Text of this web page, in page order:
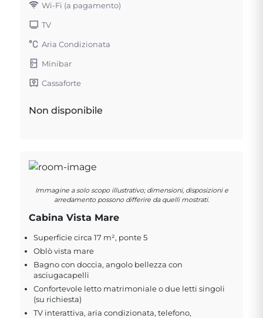
Wi-Fi (a pagamento)
TV
Aria Condizionata
Minibar
Cassaforte
Non disponibile
Immagine a solo scopo illustrativo; dimensioni, disposizioni e
arredamento possono differire da quelli mostrati.
Cabina Vista Mare
Superficie circa 17 m², ponte 5
Oblò vista mare
Bagno con doccia, angolo bellezza con
asciugacapelli
Confortevole letto matrimoniale o due letti singoli
(su richiesta)
TV interattiva, aria condizionata, telefono,